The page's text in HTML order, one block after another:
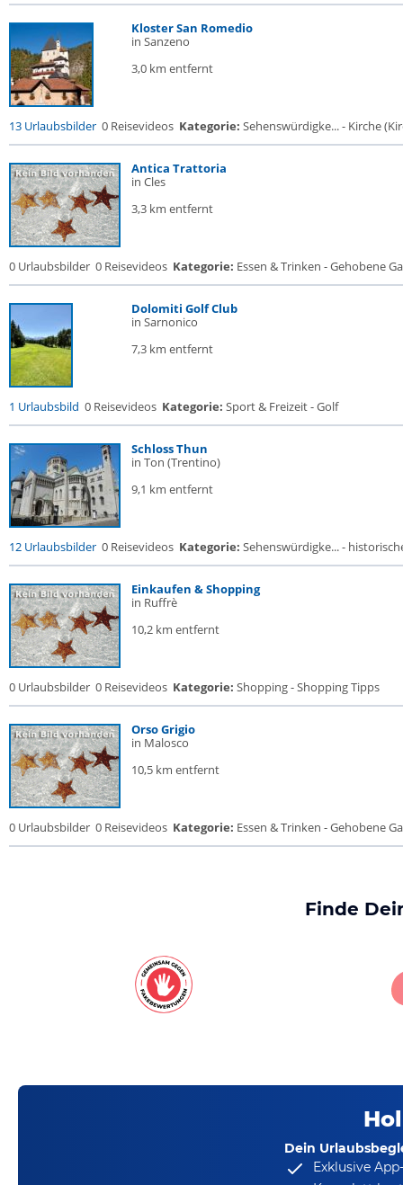
Kloster San Romedio
in Sanzeno
3,0 km entfernt
13 Urlaubsbilder 0 Reisevideos Kategorie: Sehenswürdigke... - Kirche
Antica Trattoria
in Cles
3,3 km entfernt
0 Urlaubsbilder 0 Reisevideos Kategorie: Essen & Trinken - Gehobene
Dolomiti Golf Club
in Sarnonico
7,3 km entfernt
1 Urlaubsbild 0 Reisevideos Kategorie: Sport & Freizeit - Golf
Schloss Thun
in Ton (Trentino)
9,1 km entfernt
12 Urlaubsbilder 0 Reisevideos Kategorie: Sehenswürdigke... -
Einkaufen & Shopping
in Ruffrè
10,2 km entfernt
0 Urlaubsbilder 0 Reisevideos Kategorie: Shopping - Shopping Tipps
Orso Grigio
in Malosco
10,5 km entfernt
0 Urlaubsbilder 0 Reisevideos Kategorie: Essen & Trinken - Gehobene
Finde
Dein
Exklusive